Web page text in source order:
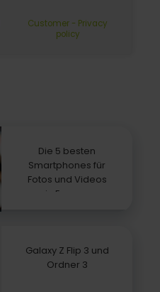
Customer - Privacy
policy
Die 5 besten
Smartphones für
Fotos und Videos
in Europa
Galaxy Z Flip 3 und
Ordner 3